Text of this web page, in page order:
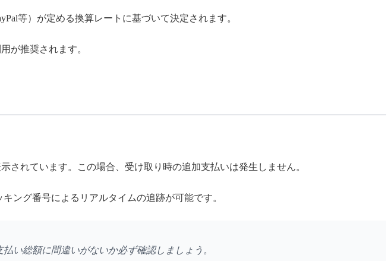
等）が定める換算レートに基づいて決定されます。
が推奨されます。
されています。この場合、受け取り時の追加支払いは発生しません。
ング番号によるリアルタイムの追跡が可能です。
い総額に間違いがないか必ず確認しましょう。